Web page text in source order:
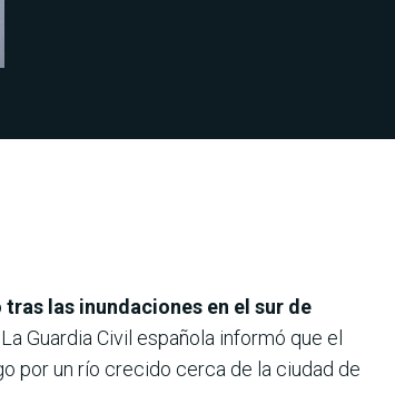
las inundaciones en el sur de
Guardia Civil española informó que el
por un río crecido cerca de la ciudad de